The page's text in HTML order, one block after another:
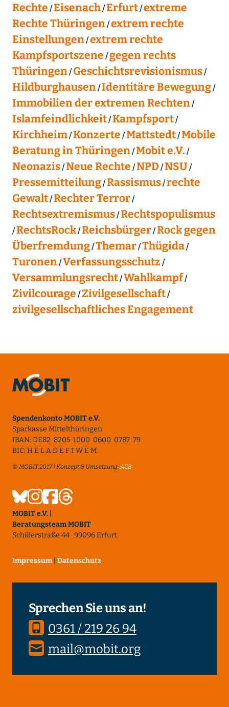
Rechte Eisenach Erfurt extreme
Rechte Thüringen extrem rechte
Einstellungen extrem rechte
Kampfsportszene gegen rechts
Thüringen Geschichtsrevisionismus
Hildburghausen Identitäre Bewegung
Immobilien der extremen Rechten
Islamfeindlichkeit Kampfsport
Kirchheim Konzerte Mattstedt Mobile
Beratung in Thüringen Mobit e.V.
Neonazis Neue Rechte NPD NSU
Pressemitteilung Rassismus rechte
Gewalt Rechter Terror
Rechtsextremismus Rechtspopulismus
RechtsRock Reichsbürger Rock gegen
Überfremdung Themar Thügida
Turonen Verfassungsschutz
Versammlungsrecht Wahlkampf
Zivilcourage Zivilgesellschaft
zivilgesellschaftliches Engagement
Spendenkonto MOBIT e.V.
Sparkasse Mittelthüringen
IBAN: DE82 8205 1000 0600 0787 79
BIC: H E L A D E F 1 W E M
© MOBIT 2017 | Konzept & Umsetzung:ACB
MOBIT e.V. |
Beratungsteam MOBIT
Schillerstraße 44 · 99096 Erfurt
Impressum Datenschutz
Sprechen Sie uns an!
0361 / 219 26 94
mail@mobit.org